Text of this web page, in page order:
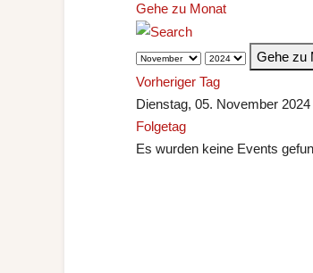
Gehe zu Monat
Gehe zu
Vorheriger Tag
Dienstag, 05. November 2024
Folgetag
Es wurden keine Events